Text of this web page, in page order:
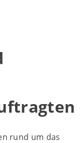
rund um das